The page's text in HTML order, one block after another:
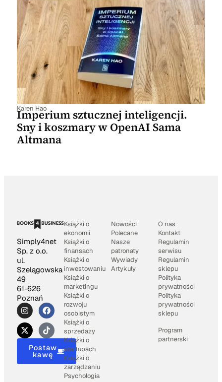
Karen Hao
Imperium sztucznej inteligencji.
Sny i koszmary w OpenAI Sama
Altmana
Simply4net
Sp. z o.o.
ul.
Szelągowska
49
61-626
Poznań
Postaw
kawę
Książki o
ekonomii
Książki o
finansach
Książki o
inwestowaniu
Książki o
marketingu
Książki o
rozwoju
osobistym
Książki o
sprzedaży
Książki o
startupach
Książki o
zarządzaniu
Psychologia
Nowości
Polecane
Nasze
patronaty
Wywiady
Artykuły
O nas
Kontakt
Regulamin
serwisu
Regulamin
sklepu
Polityka
prywatności
Polityka
prywatności
sklepu
Program
partnerski